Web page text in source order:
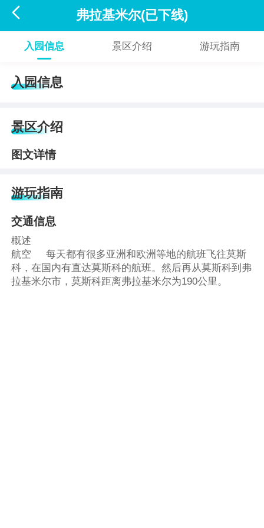
 弗拉基米尔(已下线)
入园信息 景区介绍 游玩指南
入园信息
景区介绍
图文详情
游玩指南
交通信息
概述
航空 每天都有很多亚洲和欧洲等地的航班飞往莫斯
科，在国内有直达莫斯科的航班。然后再从莫斯科到弗
拉基米尔市，莫斯科距离弗拉基米尔为190公里。